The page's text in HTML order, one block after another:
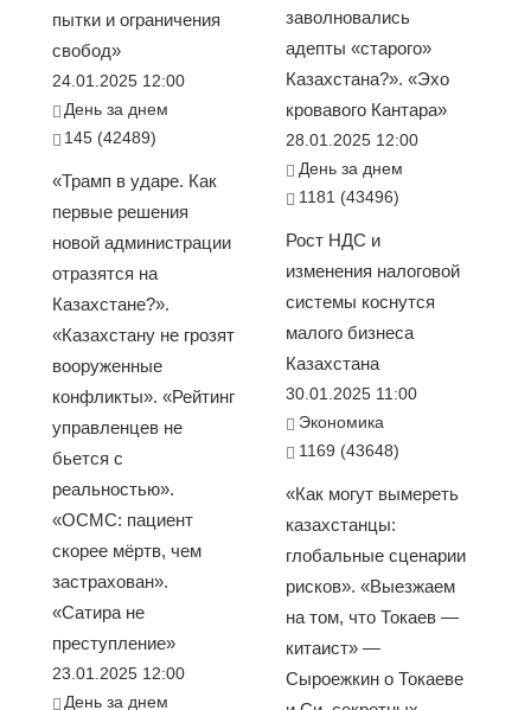
пытки и ограничения
свобод»
24.01.2025 12:00
День за днем
145 (42489)
«Трамп в ударе. Как
первые решения
новой администрации
отразятся на
Казахстане?».
«Казахстану не грозят
вооруженные
конфликты». «Рейтинг
управленцев не
бьется с
реальностью».
«ОСМС: пациент
скорее мёртв, чем
застрахован».
«Сатира не
преступление»
23.01.2025 12:00
День за днем
заволновались
адепты «старого»
Казахстана?». «Эхо
кровавого Кантара»
28.01.2025 12:00
День за днем
1181 (43496)
Рост НДС и
изменения налоговой
системы коснутся
малого бизнеса
Казахстана
30.01.2025 11:00
Экономика
1169 (43648)
«Как могут вымереть
казахстанцы:
глобальные сценарии
рисков». «Выезжаем
на том, что Токаев —
китаист» —
Сыроежкин о Токаеве